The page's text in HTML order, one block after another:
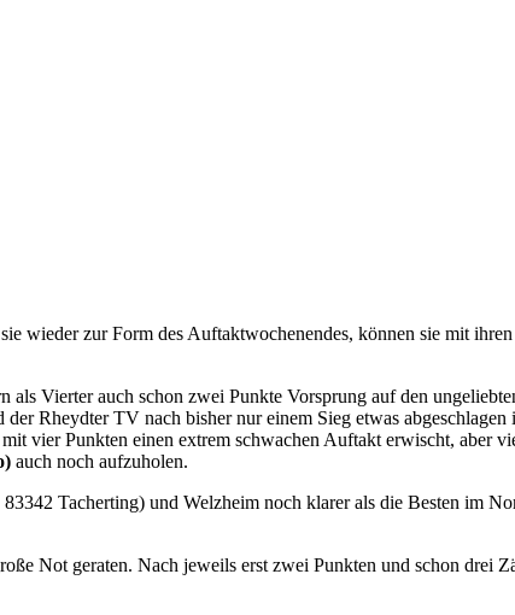
wieder zur Form des Auftaktwochenendes, können sie mit
Vierter auch schon zwei Punkte Vorsprung auf den
Rheydter TV nach bisher nur einem Sieg etwas abgeschlagen
vier Punkten einen extrem schwachen Auftakt erwischt, aber
auch noch aufzuholen.
Tacherting) und Welzheim noch klarer als die Besten im
Not geraten. Nach jeweils erst zwei Punkten und schon drei